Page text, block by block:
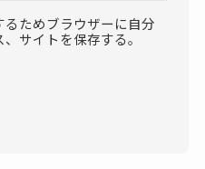
ためブラウザーに自分
サイトを保存する。